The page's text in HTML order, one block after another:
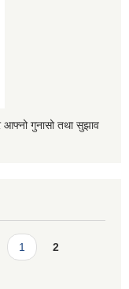
गुनासो तथा सुझाव
1 2